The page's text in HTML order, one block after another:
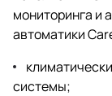
мониторинга и
автоматики
системы;